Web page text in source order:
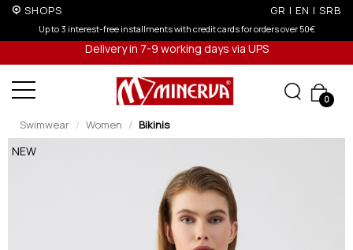
SHOPS GR | EN | SRB
cards for orders over 50€ Up to 6 interest-free installments with
Delivery in 7-9 working days via UPS
0
Swimwear Women Bikinis
NEW